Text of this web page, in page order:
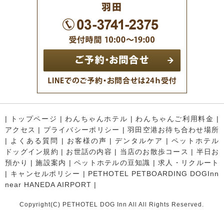
| トップページ | わんちゃんホテル | わんちゃんご利用料金 |
アクセス | プライバシーポリシー | 羽田空港お待ち合わせ場所
|
よくある質問 | お客様の声 |デンタルケア |ペットホテル
ドッグイン規約 | お世話の内容 | 当店のお散歩コース | 半日お
預かり
|施設案内 | ペットホテルの豆知識 |求人・リクルート
| キャンセルポリシー | PETHOTEL PETBOARDING DOGInn
near HANEDA AIRPORT |
Copyright(C) PETHOTEL DOG Inn All All Rights Reserved.